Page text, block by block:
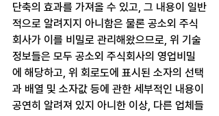
단축의 효과를 가져올 수 있고, 그 내용이 일반
적으로 알려지지 아니함은 물론 공소외 주식
회사가 이를 비밀로 관리해왔으므로, 위 기술
정보들은 모두 공소외 주식회사의 영업비밀
에 해당하고, 위 회로도에 표시된 소자의 선택
과 배열 및 소자값 등에 관한 세부적인 내용이
공연히 알려져 있지 아니한 이상, 다른 업체들